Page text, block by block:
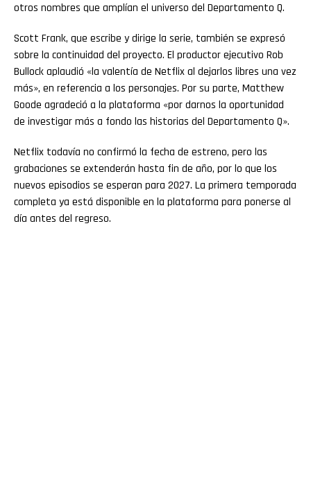
otros nombres que amplían el universo del Departamento Q.
Scott Frank, que escribe y dirige la serie, también se expresó
sobre la continuidad del proyecto. El productor ejecutivo Rob
Bullock aplaudió «la valentía de Netflix al dejarlos libres una vez
más», en referencia a los personajes. Por su parte, Matthew
Goode agradeció a la plataforma «por darnos la oportunidad
de investigar más a fondo las historias del Departamento Q».
Netflix todavía no confirmó la fecha de estreno, pero las
grabaciones se extenderán hasta fin de año, por lo que los
nuevos episodios se esperan para 2027. La primera temporada
completa ya está disponible en la plataforma para ponerse al
día antes del regreso.